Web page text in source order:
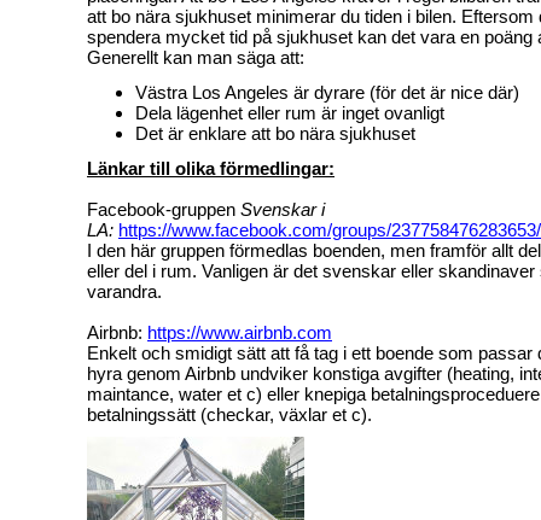
att bo nära sjukhuset minimerar du tiden i bilen. Eftersom
spendera mycket tid på sjukhuset kan det vara en poäng
Generellt kan man säga att:
Västra Los Angeles är dyrare (för det är nice där)
Dela lägenhet eller rum är inget ovanligt
Det är enklare att bo nära sjukhuset
Länkar till olika förmedlingar:
Facebook-gruppen Svenskar i
LA: https://www.facebook.com/groups/237758476283653/
I den här gruppen förmedlas boenden, men framför allt
eller del i rum. Vanligen är det svenskar eller
varandra.
Airbnb: https://www.airbnb.com
Enkelt och smidigt sätt att få tag i ett boende som passar
hyra genom Airbnb undviker konstiga avgifter (heating,
maintance, water et c) eller knepiga
betalningssätt (checkar, växlar et c).